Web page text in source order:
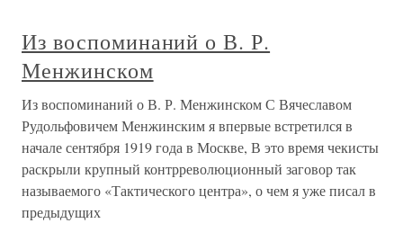
Из воспоминаний о В. Р.
Менжинском
Из воспоминаний о В. Р. Менжинском С Вячеславом
Рудольфовичем Менжинским я впервые встретился в
начале сентября 1919 года в Москве, В это время чекисты
раскрыли крупный контрреволюционный заговор так
называемого «Тактического центра», о чем я уже писал в
предыдущих